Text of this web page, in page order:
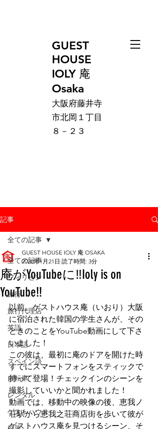
GUEST
HOUSE
IOLY 庵
Osaka
大阪府藤井寺
市北岡１丁目
８－２３
記事
全ての記事
フィリピン
旅行
旅行代理店
英語
日本語
スペイン語
自転車
レンタル
ゲストハウス
全ての記事
庵がYouTubeに‼Ioly is on
YouTube!!
GUEST HOUSE IOLY 庵 OSAKA
2020年1月21日 読了時間: 3分
以前、ゲストハウス庵（いおり）大阪
に宿泊された韓国の学生さんが、その
ときのことをYouTube動画にして下さ
いました！
この彼は、最初に庵のドアを開けた時
すでにスマートフォンをスティックで
持って登場！チェックインのシーンを
撮影していいかと聞かれました！
動画では、移動中の映像の後、恵我ノ
荘駅から恵我之荘商店街を歩いて彼が
ゲストハウス庵を見つけるシーン、そ